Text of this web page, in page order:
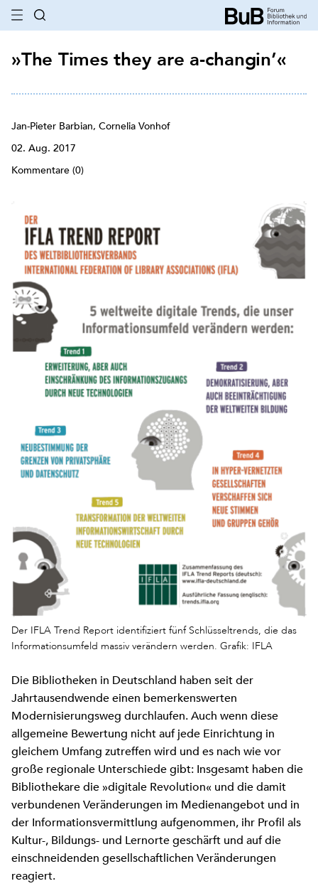
»The Times they are a-changin’«
Jan-Pieter Barbian, Cornelia Vonhof
02. Aug. 2017
Kommentare (0)
Der IFLA Trend Report identifiziert fünf Schlüsseltrends, die das
Informationsumfeld massiv verändern werden. Grafik: IFLA
Die Bibliotheken in Deutschland haben seit der
Jahrtausendwende einen bemerkenswerten
Modernisierungsweg durchlaufen. Auch wenn diese
allgemeine Bewertung nicht auf jede Einrichtung in
gleichem Umfang zutreffen wird und es nach wie vor
große regionale Unterschiede gibt: Insgesamt haben die
Bibliothekare die »digitale Revolution« und die damit
verbundenen Veränderungen im Medienangebot und in
der Informationsvermittlung aufgenommen, ihr Profil als
Kultur-, Bildungs- und Lernorte geschärft und auf die
einschneidenden gesellschaftlichen Veränderungen
reagiert.